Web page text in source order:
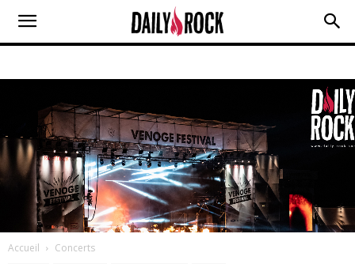
Accueil Concerts